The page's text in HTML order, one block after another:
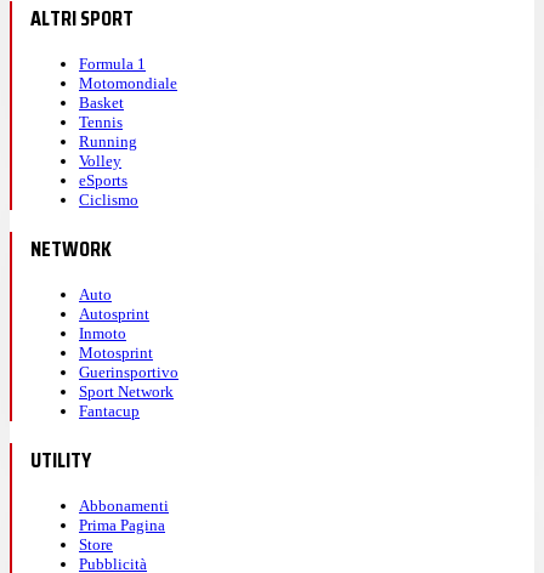
ALTRI SPORT
Formula 1
Motomondiale
Basket
Tennis
Running
Volley
eSports
Ciclismo
NETWORK
Auto
Autosprint
Inmoto
Motosprint
Guerinsportivo
Sport Network
Fantacup
UTILITY
Abbonamenti
Prima Pagina
Store
Pubblicità